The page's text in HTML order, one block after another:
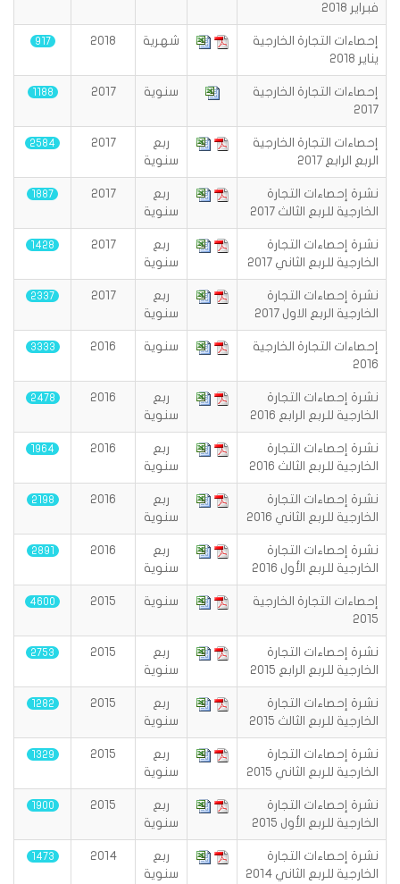
فبراير 2018
إحصاءات التجارة الخارجية
يناير 2018
شهرية 2018
917
إحصاءات التجارة الخارجية
2017
سنوية 2017
1188
إحصاءات التجارة الخارجية
الربع الرابع 2017
ربع
سنوية
2017
2584
نشرة إحصاءات التجارة
الخارجية للربع الثالث 2017
ربع
سنوية
2017
1887
نشرة إحصاءات التجارة
الخارجية للربع الثاني 2017
ربع
سنوية
2017
1428
نشرة إحصاءات التجارة
الخارجية الربع الاول 2017
ربع
سنوية
2017
2337
إحصاءات التجارة الخارجية
2016
سنوية 2016
3333
نشرة إحصاءات التجارة
الخارجية للربع الرابع 2016
ربع
سنوية
2016
2478
نشرة إحصاءات التجارة
الخارجية للربع الثالث 2016
ربع
سنوية
2016
1964
نشرة إحصاءات التجارة
الخارجية للربع الثاني 2016
ربع
سنوية
2016
2198
نشرة إحصاءات التجارة
الخارجية للربع الأول 2016
ربع
سنوية
2016
2891
إحصاءات التجارة الخارجية
2015
سنوية 2015
4600
نشرة إحصاءات التجارة
الخارجية للربع الرابع 2015
ربع
سنوية
2015
2753
نشرة إحصاءات التجارة
الخارجية للربع الثالث 2015
ربع
سنوية
2015
1282
نشرة إحصاءات التجارة
الخارجية للربع الثاني 2015
ربع
سنوية
2015
1329
نشرة إحصاءات التجارة
الخارجية للربع الأول 2015
ربع
سنوية
2015
1900
نشرة إحصاءات التجارة
الخارجية للربع الثاني 2014
ربع
سنوية
2014
1473